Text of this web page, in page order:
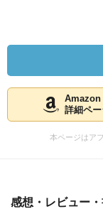
Amazon
詳細ペ
本ページはア
感想・レビュー